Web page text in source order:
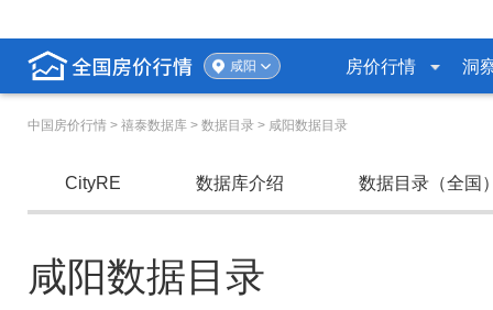
咸阳 房价行情 洞
中国房价行情 > 禧泰数据库 > 数据目录 > 咸阳数据目录
CityRE 数据库介绍 数据目录（全国
咸阳数据目录